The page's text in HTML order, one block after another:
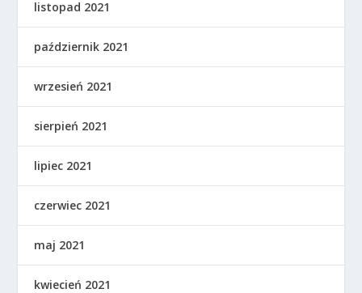
listopad 2021
październik 2021
wrzesień 2021
sierpień 2021
lipiec 2021
czerwiec 2021
maj 2021
kwiecień 2021